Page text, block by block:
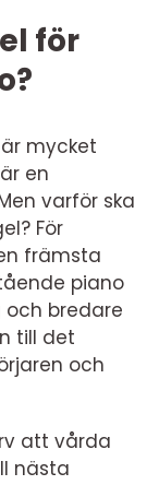
för
mycket
en
varför ska
För
främsta
piano
och bredare
till det
och
att vårda
nästa